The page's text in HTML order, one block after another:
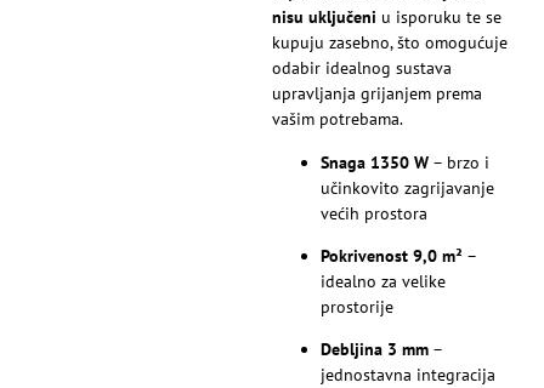
nisu uključeni u isporuku te se
kupuju zasebno, što omogućuje
odabir idealnog sustava
upravljanja grijanjem prema
vašim potrebama.
Snaga 1350 W – brzo i
učinkovito zagrijavanje
većih prostora
Pokrivenost 9,0 m² –
idealno za velike
prostorije
Debljina 3 mm –
jednostavna integracija